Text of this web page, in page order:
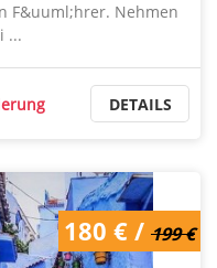
F&uuml;hrer. Nehmen
...
DETAILS
199 € / 180 €
180 € / 199 €